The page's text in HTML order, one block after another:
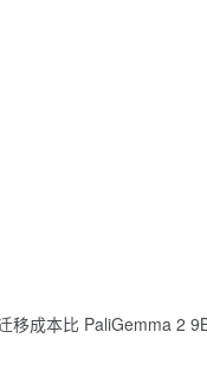
移成本比 PaliGemma 2